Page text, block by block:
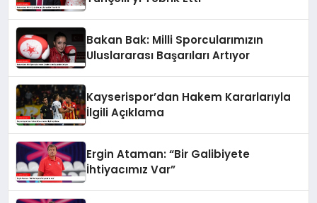
Bakan Bak: Milli Sporcularımızın
Uluslararası Başarıları Artıyor
Kayserispor’dan Hakem Kararlarıyla
İlgili Açıklama
Ergin Ataman: “Bir Galibiyete
İhtiyacımız Var”